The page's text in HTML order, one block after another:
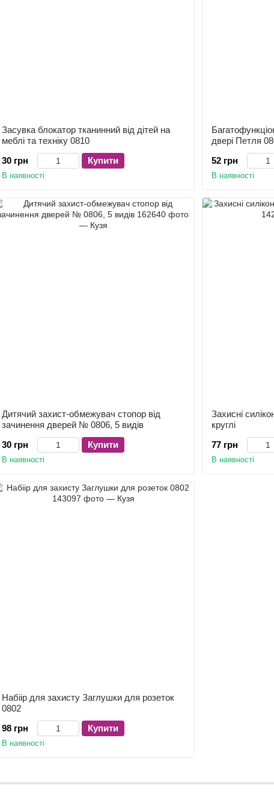
Засувка блокатор тканинний від дітей на
меблі та техніку 0810
30 грн
Купити
В наявності
двері Петля
52 грн
В наявності
Дитячий захист-обмежувач стопор від
зачинення дверей № 0806, 5 видів
30 грн
Купити
В наявності
Захисні
круглі
77 грн
В наявності
Набіір для захисту Заглушки для розеток
0802
98 грн
Купити
В наявності